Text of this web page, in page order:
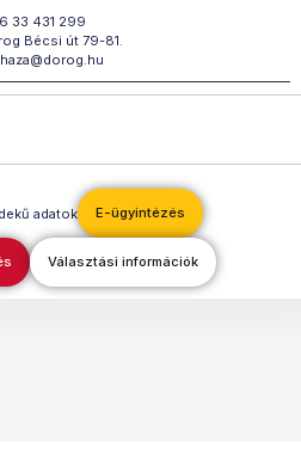
33 431 299
Bécsi út 79-81.
adatok E-ügyintézés
Választási információk